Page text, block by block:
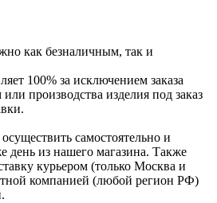
как безналичным, так и
100% за исключением заказа
производства изделия под заказ
самостоятельно и
день из нашего магазина. Также
курьером (только Москва и
компанией (любой регион РФ)